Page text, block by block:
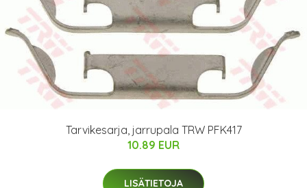
Tarvikesarja, jarrupala TRW PFK417
10.89 EUR
LISÄTIETOJA